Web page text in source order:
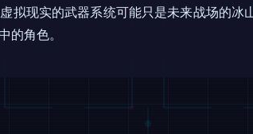
拟现实的武器系统可能只是未来战场的
的角色。